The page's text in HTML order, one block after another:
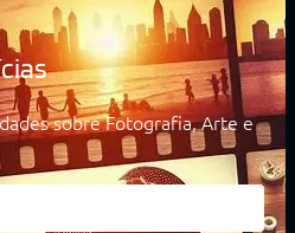
sobre Fotografia, Arte e